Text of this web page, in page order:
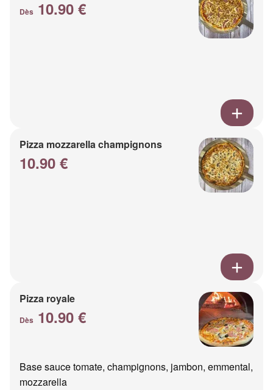
Dès 10.90 €
Pizza mozzarella champignons
10.90 €
Pizza royale
Dès 10.90 €
Base sauce tomate, champignons, jambon, emmental,
mozzarella